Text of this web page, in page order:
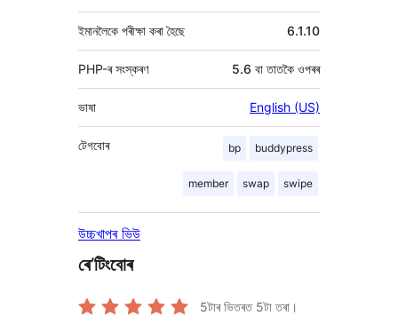
ইমানলৈকে পৰীক্ষা কৰা হৈছে 6.1.10
PHP-ৰ সংস্কৰণ 5.6 বা তাতকৈ ওপৰৰ
ভাষা English (US)
bp buddypress
member swap swipe
টেগবোৰ
উচ্চখাপৰ ভিউ
ৰে’টিংবোৰ
5টাৰ ভিতৰত 5টা তৰা।